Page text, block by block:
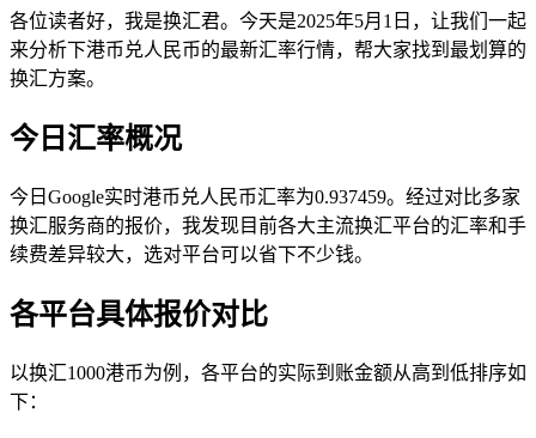
各位读者好，我是换汇君。今天是2025年5月1日，让我们一起
来分析下港币兑人民币的最新汇率行情，帮大家找到最划算的
换汇方案。
今日汇率概况
今日Google实时港币兑人民币汇率为0.937459。经过对比多家
换汇服务商的报价，我发现目前各大主流换汇平台的汇率和手
续费差异较大，选对平台可以省下不少钱。
各平台具体报价对比
以换汇1000港币为例，各平台的实际到账金额从高到低排序如
下：